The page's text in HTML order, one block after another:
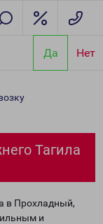
Да Нет
Тагила
в Прохладный,
и